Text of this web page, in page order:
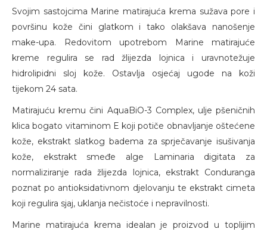
Svojim sastojcima Marine matirajuća krema sužava pore i
površinu kože čini glatkom i tako olakšava nanošenje
make-upa. Redovitom upotrebom Marine matirajuće
kreme regulira se rad žlijezda lojnica i uravnotežuje
hidrolipidni sloj kože. Ostavlja osjećaj ugode na koži
tijekom 24 sata.
Matirajuću kremu čini AquaBiO-3 Complex, ulje pšeničnih
klica bogato vitaminom E koji potiče obnavljanje oštećene
kože, ekstrakt slatkog badema za sprječavanje isušivanja
kože, ekstrakt smeđe alge Laminaria digitata za
normaliziranje rada žlijezda lojnica, ekstrakt Conduranga
poznat po antioksidativnom djelovanju te ekstrakt cimeta
koji regulira sjaj, uklanja nečistoće i nepravilnosti.
Marine matirajuća krema idealan je proizvod u toplijim